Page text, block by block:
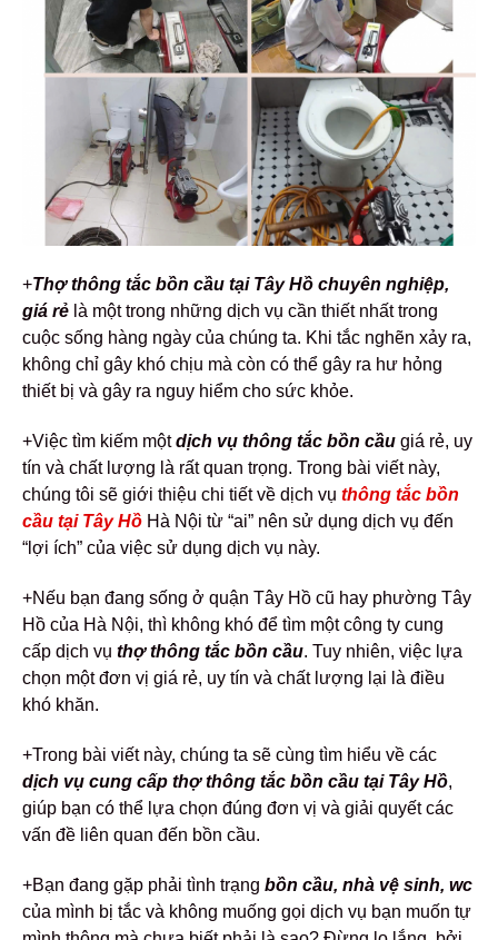
+Thợ thông tắc bồn cầu tại Tây Hồ chuyên nghiệp,
giá rẻ là một trong những dịch vụ cần thiết nhất trong
cuộc sống hàng ngày của chúng ta. Khi tắc nghẽn xảy ra,
không chỉ gây khó chịu mà còn có thể gây ra hư hỏng
thiết bị và gây ra nguy hiểm cho sức khỏe.
+Việc tìm kiếm mộtdịch vụ thông tắc bồn cầu giá rẻ, uy
tín và chất lượng là rất quan trọng. Trong bài viết này,
chúng tôi sẽ giới thiệu chi tiết về dịch vụ thông tắc bồn
cầu tại Tây Hồ Hà Nội từ “ai” nên sử dụng dịch vụ đến
“lợi ích” của việc sử dụng dịch vụ này.
+Nếu bạn đang sống ở quận Tây Hồ cũ hay phường Tây
Hồ của Hà Nội, thì không khó để tìm một công ty cung
cấp dịch vụ thợ thông tắc bồn cầu. Tuy nhiên, việc lựa
chọn một đơn vị giá rẻ, uy tín và chất lượng lại là điều
khó khăn.
+Trong bài viết này, chúng ta sẽ cùng tìm hiểu về các
dịch vụ cung cấp thợ thông tắc bồn cầu tại Tây Hồ,
giúp bạn có thể lựa chọn đúng đơn vị và giải quyết các
vấn đề liên quan đến bồn cầu.
+Bạn đang gặp phải tình trạng bồn cầu, nhà vệ sinh, wc
của mình bị tắc và không muống gọi dịch vụ bạn muốn tự